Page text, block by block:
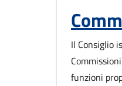
Il Consiglio
funzioni